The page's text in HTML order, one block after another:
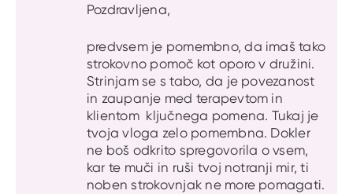
Pozdravljena,
predvsem je pomembno, da imaš tako
strokovno pomoč kot oporo v družini.
Strinjam se s tabo, da je povezanost
in zaupanje med terapevtom in
klientom ključnega pomena. Tukaj je
tvoja vloga zelo pomembna. Dokler
ne boš odkrito spregovorila o vsem,
kar te muči in ruši tvoj notranji mir, ti
noben strokovnjak ne more pomagati.